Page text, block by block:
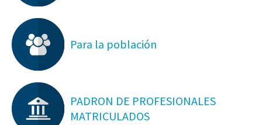
Para la población
PADRON DE PROFESIONALES
MATRICULADOS